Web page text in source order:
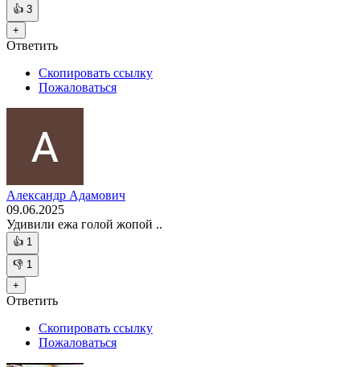
👍 3
+
Ответить
Скопировать ссылку
Пожаловаться
Александр Адамович
09.06.2025
Удивили ежа голой жопой ..
👍 1
👎 1
+
Ответить
Скопировать ссылку
Пожаловаться